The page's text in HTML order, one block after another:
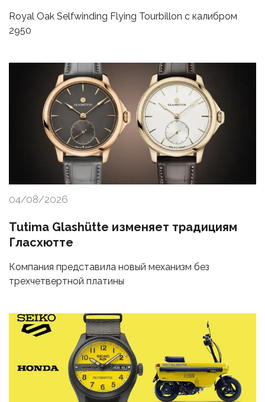
Royal Oak Selfwinding Flying Tourbillon с калибром
2950
04/08/2026
Tutima Glashütte изменяет традициям
Гласхютте
Компания представила новый механизм без
трехчетвертной платины